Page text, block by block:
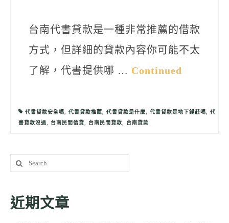
台南代書貸款是一種非常推薦的借款
方式，但詳細的貸款內容你可能不太
了解，代書提供哪 … Continued
代書貸款安全嗎, 代書貸款推薦, 代書貸款是什麼, 代書貸款是地下錢莊嗎, 代
書貸款沒過, 台南民間信貸, 台南民間貸款, 台南貸款
Search
for:
近期文章